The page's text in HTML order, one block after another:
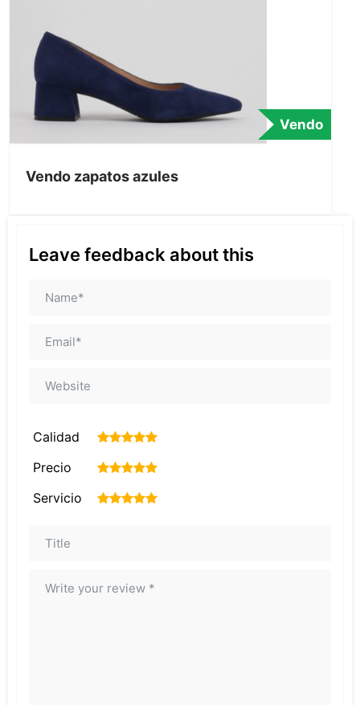
Vendo
Vendo zapatos azules
Leave feedback about this
Calidad 5
4
3
2
Precio 5
4
3
2
Servicio 5
4
3
2